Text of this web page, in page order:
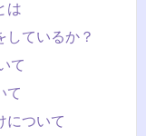
は
しているか？
て
て
について